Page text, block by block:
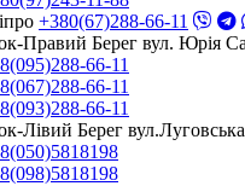
+380(67)288-66-11
Правий Берег вул. Юрія
66-11
66-11
66-11
Лівий Берег